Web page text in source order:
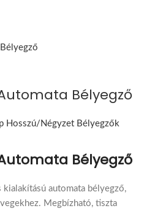
Bélyegző
Hosszú/Négyzet Bélyegzők
Bélyegző
kialakítású automata bélyegző,
Megbízható, tiszta